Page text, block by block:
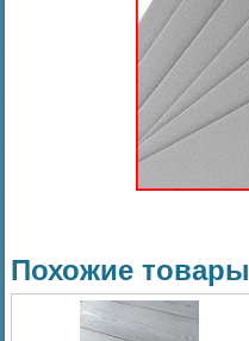
Похожие товары